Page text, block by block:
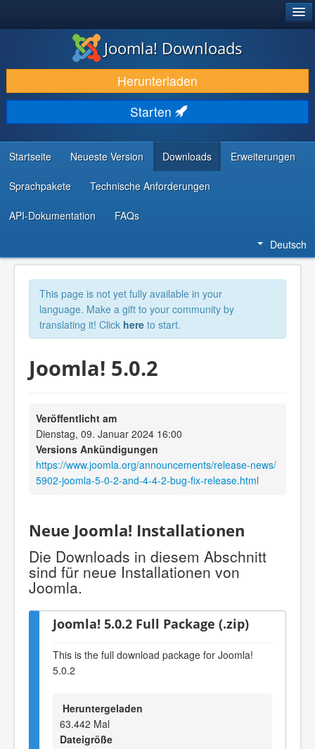
DOWNLOAD & ERWEITERN
ENTDECKEN & LERNEN
COMMUNITY & SUPPORT
RESSOURCEN FÜR ENTWICKLER
Joomla! Downloads
Herunterladen
Starten
Startseite Neueste Version Downloads Erweiterungen
Sprachpakete Technische Anforderungen
API-Dokumentation FAQs
Deutsch
This page is not yet fully available in your
language. Make a gift to your community by
translating it! Click here to start.
Joomla! 5.0.2
Veröffentlicht am
Dienstag, 09. Januar 2024 16:00
Versions Ankündigungen
https://www.joomla.org/announcements/release-news/
5902-joomla-5-0-2-and-4-4-2-bug-fix-release.html
Neue Joomla! Installationen
Die Downloads in diesem Abschnitt
sind für neue Installationen von
Joomla.
Joomla! 5.0.2 Full Package (.zip)
This is the full download package for Joomla!
5.0.2
Heruntergeladen
63.442 Mal
Dateigröße